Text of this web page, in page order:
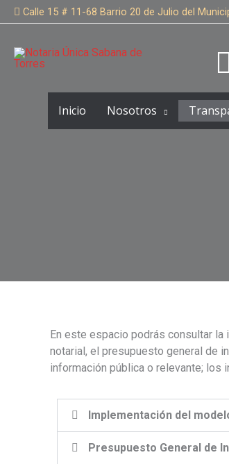
al
Calle 15 # 11-68 Barrio 20 de Julio del
Inicio Nosotros
En este espacio podrás consultar la
notarial, el presupuesto general de
información pública o relevante; los
Implementación del
Presupuesto General de